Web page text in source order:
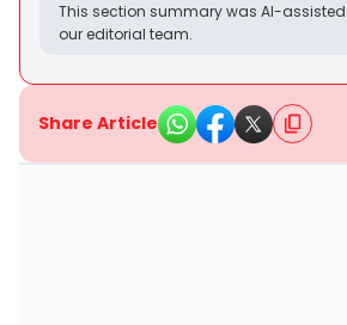
This section summary was AI-
our editorial team.
Share Article